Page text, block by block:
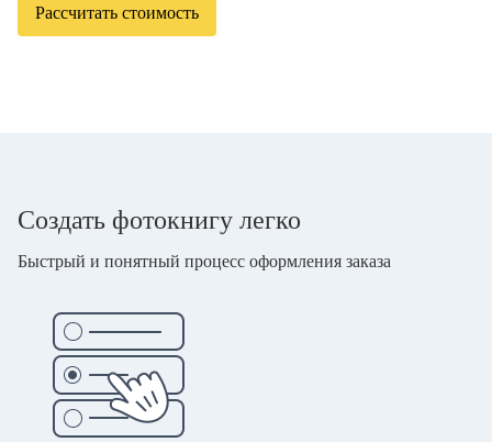
Рассчитать стоимость
Создать фотокнигу легко
Быстрый и понятный процесс оформления заказа